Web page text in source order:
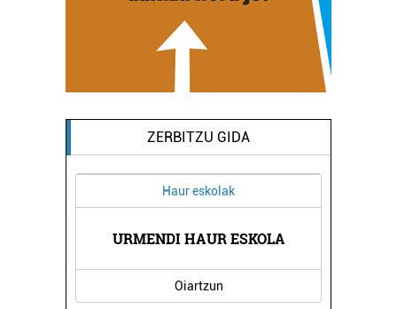
ZERBITZU GIDA
Haur eskolak
URMENDI HAUR ESKOLA
Oiartzun